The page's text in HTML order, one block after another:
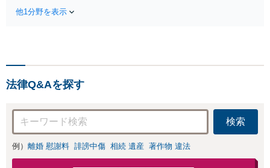
可】
他1分野を表示
法律Q&Aを探す
検索
例） 離婚 慰謝料 誹謗中傷 相続 遺産 著作物 違法